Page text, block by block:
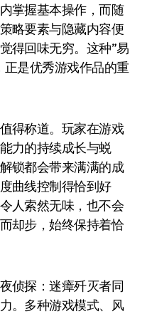
掌握基本操作，而随
略要素与隐藏内容便
得回味无穷。这种”易
是优秀游戏作品的重
得称道。玩家在游戏
力的持续成长与蜕
锁都会带来满满的成
曲线控制得恰到好
人索然无味，也不会
却步，始终保持着恰
侦探：迷瘴歼灭者同
。多种游戏模式、风